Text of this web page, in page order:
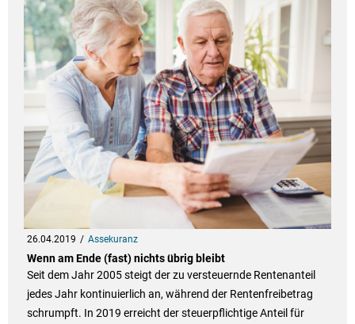
26.04.2019 Assekuranz
Wenn am Ende (fast) nichts übrig bleibt
Seit dem Jahr 2005 steigt der zu versteuernde Rentenanteil
jedes Jahr kontinuierlich an, während der Rentenfreibetrag
schrumpft. In 2019 erreicht der steuerpflichtige Anteil für